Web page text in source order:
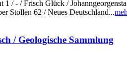
/ - / Frisch Glück /
Stollen 62 / Neues Deutschland...
/ Geologische Sammlung